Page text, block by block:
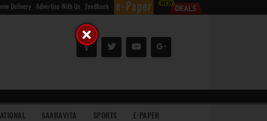
Delivery Advertise With Us Feedback
SAARAVITA SPORTS E-PAPER